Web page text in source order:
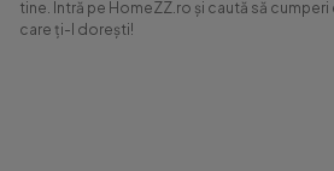
tine. Intră pe HomeZZ.ro și caută să
care ți-l dorești!